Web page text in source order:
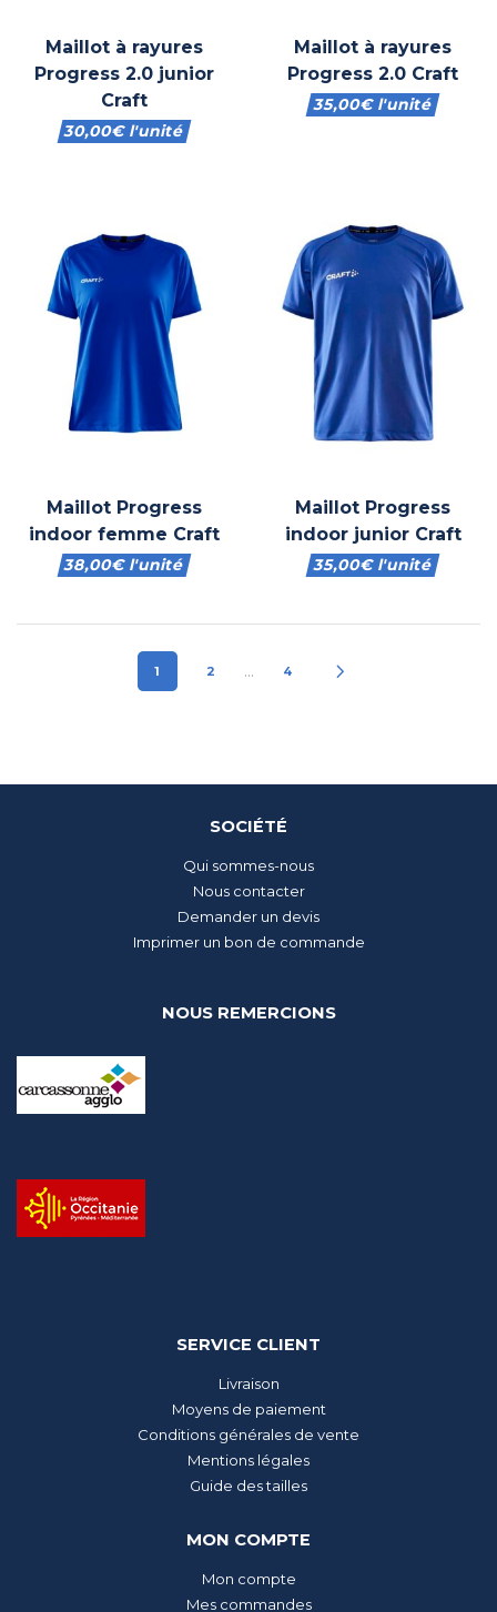
Maillot à rayures
Progress 2.0 junior
Craft
30,00€l'unité
Maillot à rayures
Progress 2.0 Craft
35,00€l'unité
Maillot Progress
indoor femme Craft
38,00€l'unité
Maillot Progress
indoor junior Craft
35,00€l'unité
1 2 … 4
SOCIÉTÉ
Qui sommes-nous
Nous contacter
Demander un devis
Imprimer un bon de commande
NOUS REMERCIONS
SERVICE CLIENT
Livraison
Moyens de paiement
Conditions générales de vente
Mentions légales
Guide des tailles
MON COMPTE
Mon compte
Mes commandes